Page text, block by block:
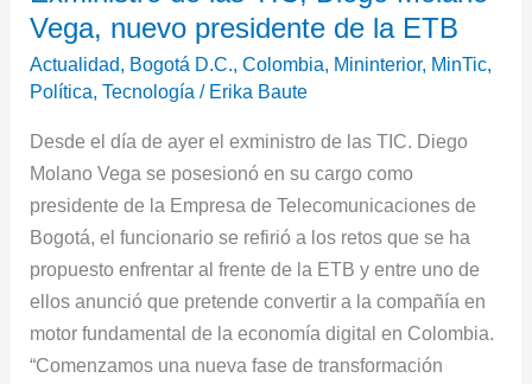
Vega, nuevo presidente de la ETB
Actualidad, Bogotá D.C.,Colombia, Mininterior, MinTic,
Política,Tecnología / Erika Baute
Desde el día de ayer el exministro de las TIC. Diego
Molano Vega se posesionó en su cargo como
presidente de la Empresa de Telecomunicaciones de
Bogotá, el funcionario se refirió a los retos que se ha
propuesto enfrentar al frente de la ETB y entre uno de
ellos anunció que pretende convertir a la compañía en
motor fundamental de la economía digital en Colombia.
“Comenzamos una nueva fase de transformación
las
TIC,
Diego
Vega,
nuevo
presidente
de
la
ETB